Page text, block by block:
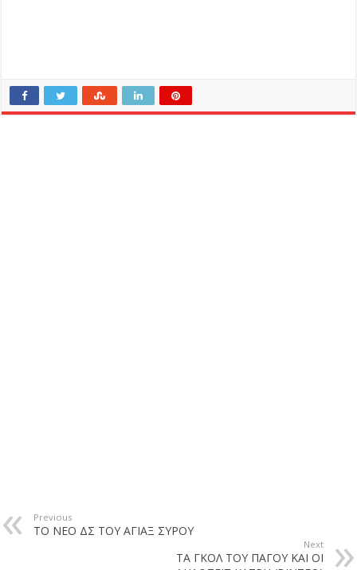
Previous
ΤΟ ΝΕΟ ΔΣ ΤΟΥ ΑΓΙΑΞ ΣΥΡΟΥ
Next
ΤΑ ΓΚΟΛ ΤΟΥ ΠΑΓΟΥ ΚΑΙ ΟΙ